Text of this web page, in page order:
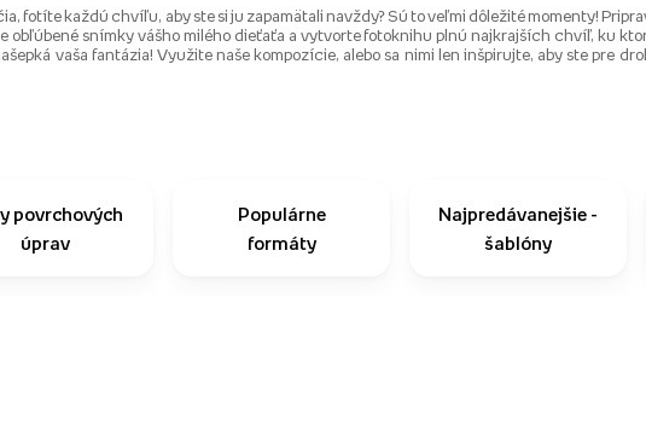
fotíte každú chvíľu, aby ste si ju zapamätali navždy? Sú to veľmi dôležité momenty!
obľúbené snímky vášho milého dieťaťa a vytvorte fotoknihu plnú najkrajších chvíľ, ku
vaša fantázia! Využite naše kompozície, alebo sa nimi len inšpirujte, aby ste pre
povrchových
úprav
Populárne
formáty
Najpredávanejšie -
šablóny